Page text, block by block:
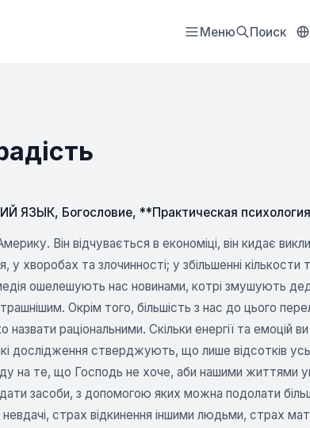
Меню Поиск
ЯЗЫК, Богословие, **Практическая психология
Він відчувається в економіці, він кидає
у хворобах та злочинності; у збільшенні
ошелешують нас новинами, котрі змушують
Окрім того, більшість з нас до цього
раціональними. Скільки енергії та емоцій
дослідження стверджують, що лише відсотків
на те, що Господь не хоче, аби нашими життями
засоби, з допомогою яких можна подолати
страх відкинення іншими людьми, страх